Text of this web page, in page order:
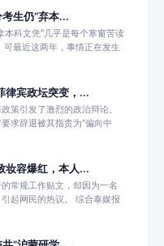
生仍“弃本...
本科文凭”几乎是每个寒窗苦读
可最近这两年，事情正在发生
律宾政坛突变，...
策引发了激烈的政治辩论。
求辞退被其指责为“偏向中
妆容爆红，本人...
常规工作贴文，却因为一名
起网民的热议。 综合泰媒报